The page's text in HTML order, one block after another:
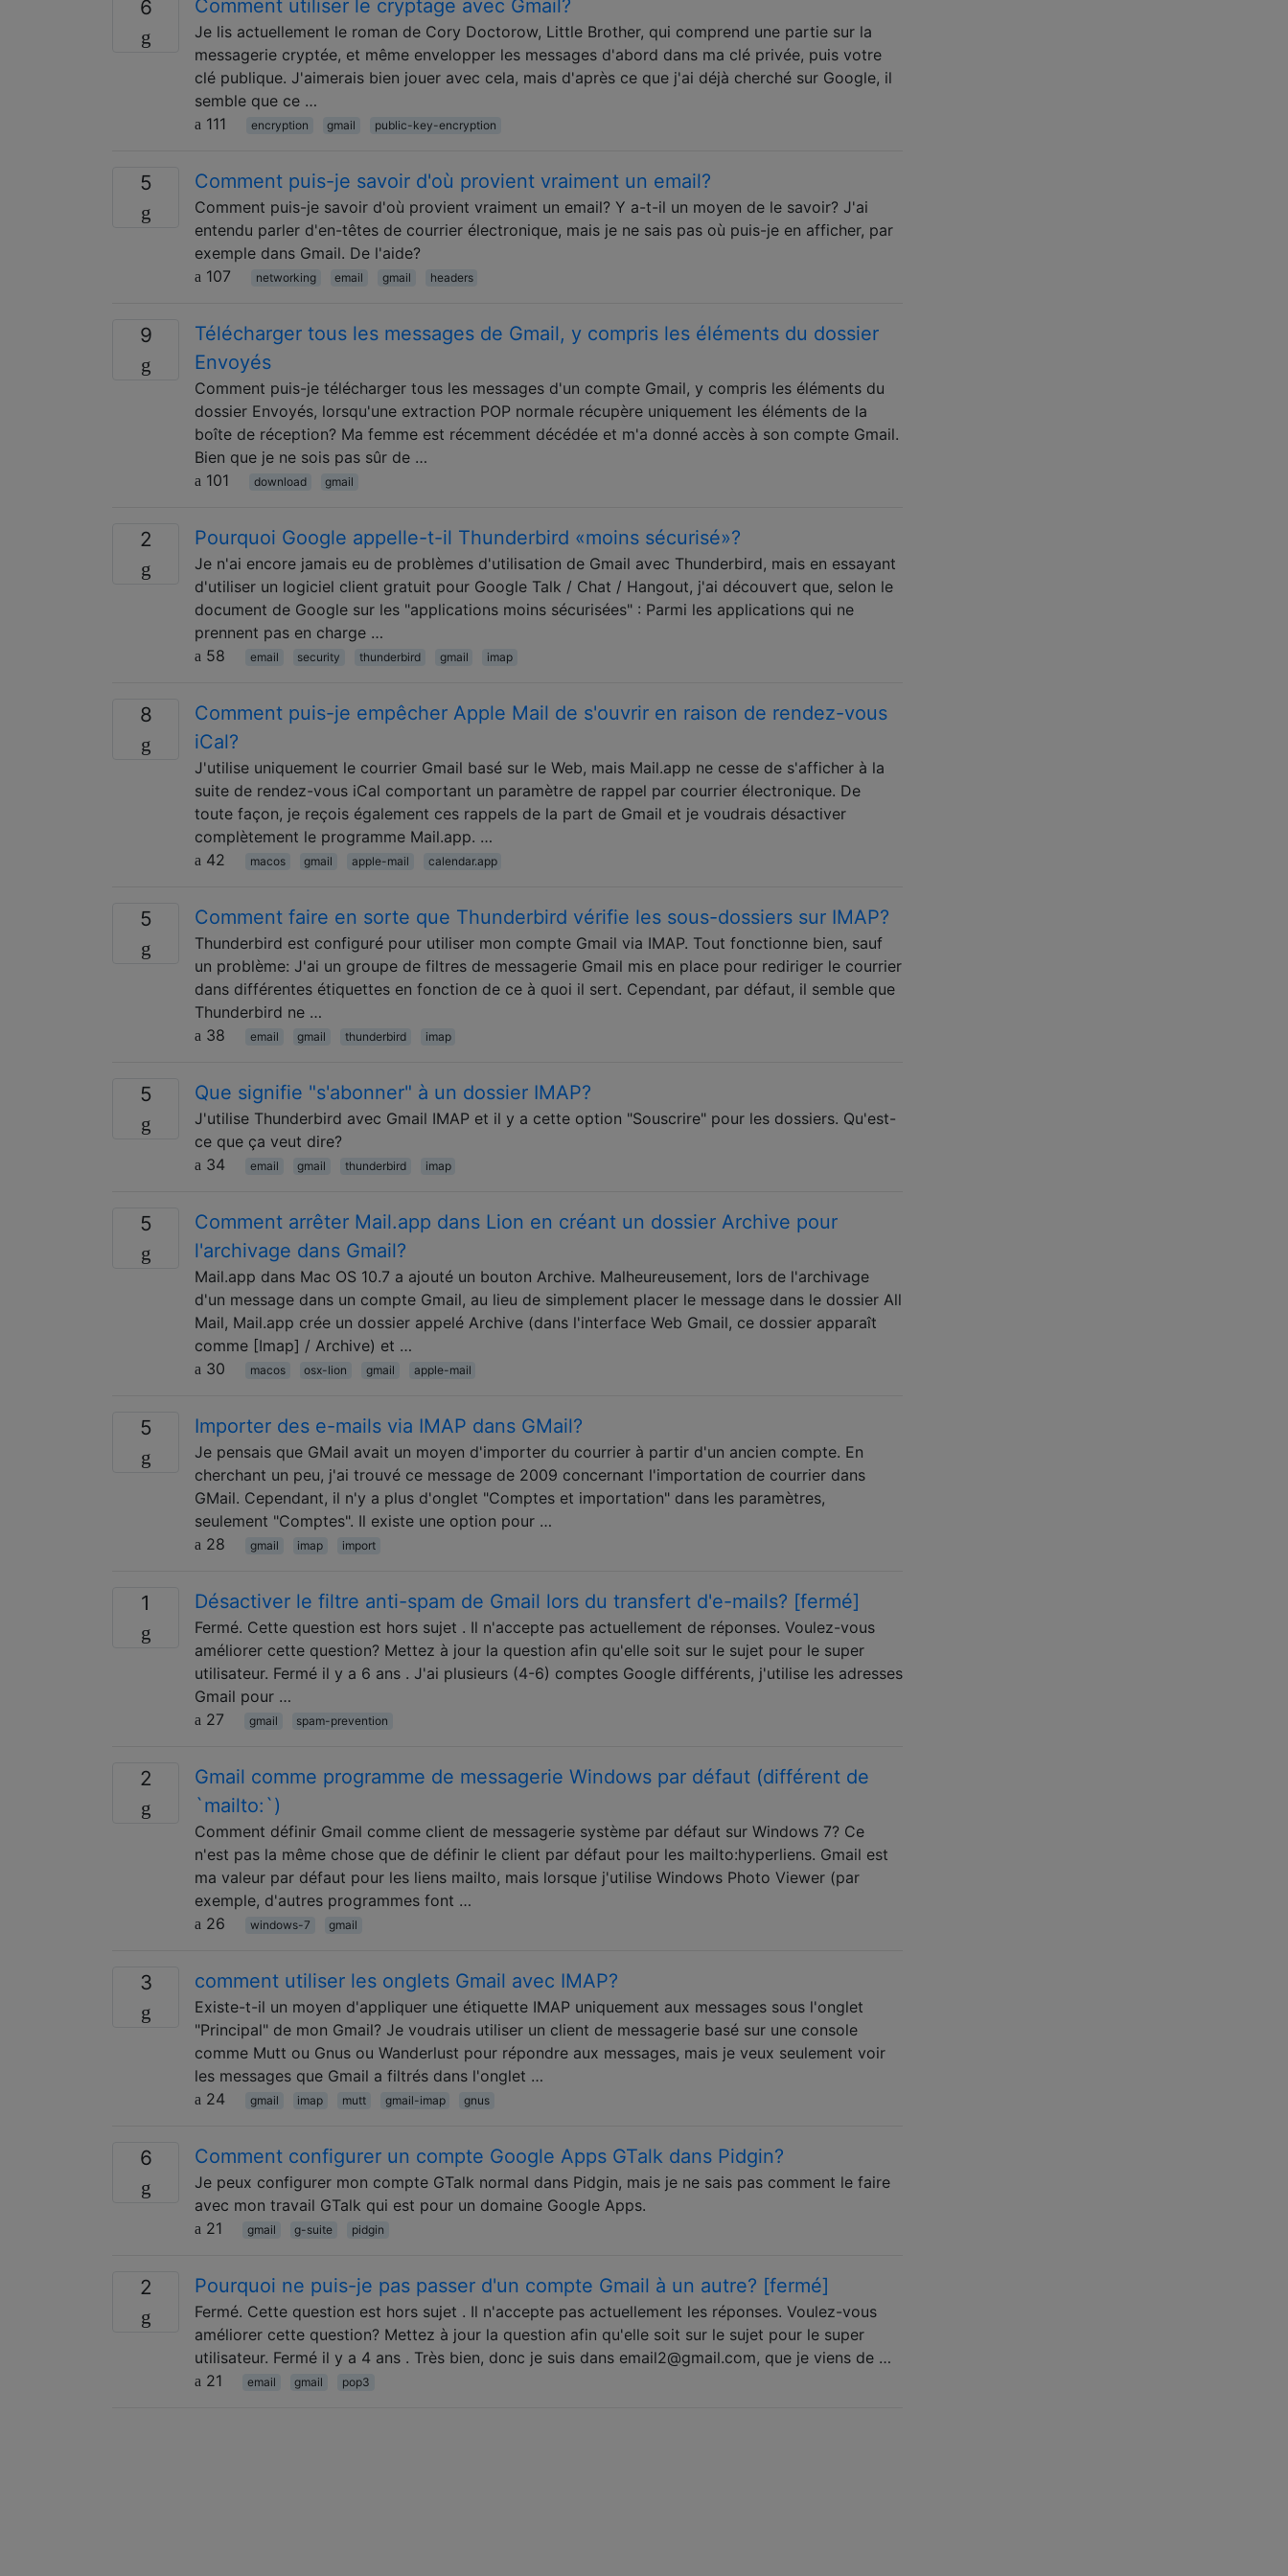
6 Comment utiliser le cryptage avec Gmail?
Je lis actuellement le roman de Cory Doctorow, Little Brother, qui comprend une partie sur la
messagerie cryptée, et même envelopper les messages d'abord dans ma clé privée, puis votre
clé publique. J'aimerais bien jouer avec cela, mais d'après ce que j'ai déjà cherché sur Google, il
semble que ce …
111
encryption gmail public-key-encryption
5 Comment puis-je savoir d'où provient vraiment un email?
Comment puis-je savoir d'où provient vraiment un email? Y a-t-il un moyen de le savoir? J'ai
entendu parler d'en-têtes de courrier électronique, mais je ne sais pas où puis-je en afficher, par
exemple dans Gmail. De l'aide?
107
networking email gmail headers
9
Télécharger tous les messages de Gmail, y compris les éléments du dossier
Envoyés
Comment puis-je télécharger tous les messages d'un compte Gmail, y compris les éléments du
dossier Envoyés, lorsqu'une extraction POP normale récupère uniquement les éléments de la
boîte de réception? Ma femme est récemment décédée et m'a donné accès à son compte Gmail.
Bien que je ne sois pas sûr de …
101
download gmail
2 Pourquoi Google appelle-t-il Thunderbird «moins sécurisé»?
Je n'ai encore jamais eu de problèmes d'utilisation de Gmail avec Thunderbird, mais en essayant
d'utiliser un logiciel client gratuit pour Google Talk / Chat / Hangout, j'ai découvert que, selon le
document de Google sur les "applications moins sécurisées" : Parmi les applications qui ne
prennent pas en charge …
58
email security thunderbird gmail imap
8
Comment puis-je empêcher Apple Mail de s'ouvrir en raison de rendez-vous
iCal?
J'utilise uniquement le courrier Gmail basé sur le Web, mais Mail.app ne cesse de s'afficher à la
suite de rendez-vous iCal comportant un paramètre de rappel par courrier électronique. De
toute façon, je reçois également ces rappels de la part de Gmail et je voudrais désactiver
complètement le programme Mail.app. …
42
macos gmail apple-mail calendar.app
5 Comment faire en sorte que Thunderbird vérifie les sous-dossiers sur IMAP?
Thunderbird est configuré pour utiliser mon compte Gmail via IMAP. Tout fonctionne bien, sauf
un problème: J'ai un groupe de filtres de messagerie Gmail mis en place pour rediriger le courrier
dans différentes étiquettes en fonction de ce à quoi il sert. Cependant, par défaut, il semble que
Thunderbird ne …
38
email gmail thunderbird imap
5 Que signifie "s'abonner" à un dossier IMAP?
J'utilise Thunderbird avec Gmail IMAP et il y a cette option "Souscrire" pour les dossiers. Qu'est-
ce que ça veut dire?
34
email gmail thunderbird imap
5
Comment arrêter Mail.app dans Lion en créant un dossier Archive pour
l'archivage dans Gmail?
Mail.app dans Mac OS 10.7 a ajouté un bouton Archive. Malheureusement, lors de l'archivage
d'un message dans un compte Gmail, au lieu de simplement placer le message dans le dossier All
Mail, Mail.app crée un dossier appelé Archive (dans l'interface Web Gmail, ce dossier apparaît
comme [Imap] / Archive) et …
30
macos osx-lion gmail apple-mail
5 Importer des e-mails via IMAP dans GMail?
Je pensais que GMail avait un moyen d'importer du courrier à partir d'un ancien compte. En
cherchant un peu, j'ai trouvé ce message de 2009 concernant l'importation de courrier dans
GMail. Cependant, il n'y a plus d'onglet "Comptes et importation" dans les paramètres,
seulement "Comptes". Il existe une option pour …
28
gmail imap import
1 Désactiver le filtre anti-spam de Gmail lors du transfert d'e-mails? [fermé]
Fermé. Cette question est hors sujet . Il n'accepte pas actuellement de réponses. Voulez-vous
améliorer cette question? Mettez à jour la question afin qu'elle soit sur le sujet pour le super
utilisateur. Fermé il y a 6 ans . J'ai plusieurs (4-6) comptes Google différents, j'utilise les adresses
Gmail pour …
27
gmail spam-prevention
2
Gmail comme programme de messagerie Windows par défaut (différent de
`mailto:`)
Comment définir Gmail comme client de messagerie système par défaut sur Windows 7? Ce
n'est pas la même chose que de définir le client par défaut pour les mailto:hyperliens. Gmail est
ma valeur par défaut pour les liens mailto, mais lorsque j'utilise Windows Photo Viewer (par
exemple, d'autres programmes font …
26
windows-7 gmail
3 comment utiliser les onglets Gmail avec IMAP?
Existe-t-il un moyen d'appliquer une étiquette IMAP uniquement aux messages sous l'onglet
"Principal" de mon Gmail? Je voudrais utiliser un client de messagerie basé sur une console
comme Mutt ou Gnus ou Wanderlust pour répondre aux messages, mais je veux seulement voir
les messages que Gmail a filtrés dans l'onglet …
24
gmail imap mutt gmail-imap gnus
6 Comment configurer un compte Google Apps GTalk dans Pidgin?
Je peux configurer mon compte GTalk normal dans Pidgin, mais je ne sais pas comment le faire
avec mon travail GTalk qui est pour un domaine Google Apps.
21
gmail g-suite pidgin
2 Pourquoi ne puis-je pas passer d'un compte Gmail à un autre? [fermé]
Fermé. Cette question est hors sujet . Il n'accepte pas actuellement les réponses. Voulez-vous
améliorer cette question? Mettez à jour la question afin qu'elle soit sur le sujet pour le super
utilisateur. Fermé il y a 4 ans . Très bien, donc je suis dans email2@gmail.com, que je viens de …
21
email gmail pop3